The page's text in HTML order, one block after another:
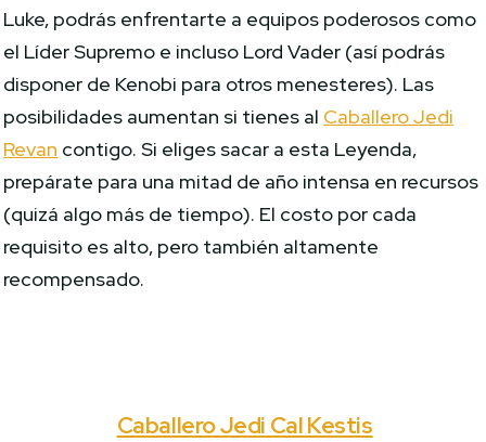
Luke, podrás enfrentarte a equipos poderosos como
el Líder Supremo e incluso Lord Vader (así podrás
disponer de Kenobi para otros menesteres). Las
posibilidades aumentan si tienes al Caballero Jedi
Revan contigo. Si eliges sacar a esta Leyenda,
prepárate para una mitad de año intensa en recursos
(quizá algo más de tiempo). El costo por cada
requisito es alto, pero también altamente
recompensado.
Caballero Jedi Cal Kestis